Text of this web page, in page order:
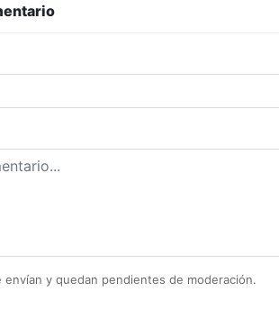
envían y quedan pendientes de moderación.